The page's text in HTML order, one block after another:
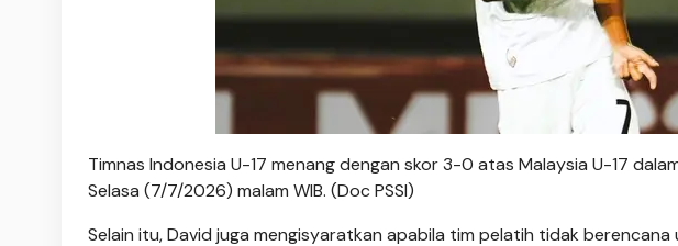
Timnas Indonesia U-17 menang dengan skor 3-0 atas Malaysia U-17
Selasa (7/7/2026) malam WIB. (Doc PSSI)
Selain itu, David juga mengisyaratkan apabila tim pelatih tidak